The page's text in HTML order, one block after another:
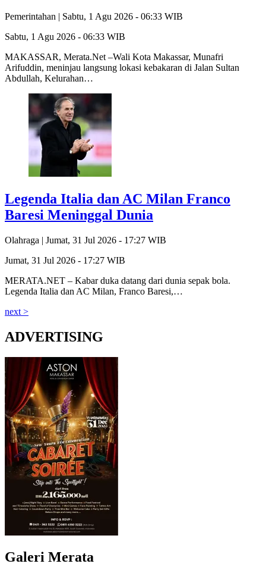
Pemerintahan | Sabtu, 1 Agu 2026 - 06:33 WIB
Sabtu, 1 Agu 2026 - 06:33 WIB
MAKASSAR, Merata.Net –Wali Kota Makassar, Munafri
Arifuddin, meninjau langsung lokasi kebakaran di Jalan Sultan
Abdullah, Kelurahan…
Legenda Italia dan AC Milan Franco
Baresi Meninggal Dunia
Olahraga | Jumat, 31 Jul 2026 - 17:27 WIB
Jumat, 31 Jul 2026 - 17:27 WIB
MERATA.NET – Kabar duka datang dari dunia sepak bola.
Legenda Italia dan AC Milan, Franco Baresi,…
next >
ADVERTISING
Galeri Merata